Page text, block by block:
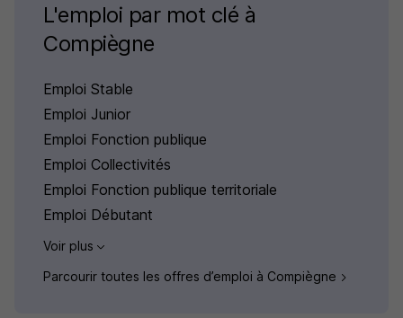
L'emploi par mot clé à
Compiègne
Emploi Stable
Emploi Junior
Emploi Fonction publique
Emploi Collectivités
Emploi Fonction publique territoriale
Emploi Débutant
Voir plus
Parcourir toutes les offres d’emploi à Compiègne